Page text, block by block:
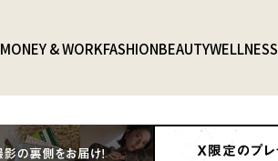
MONEY & WORKFASHIONBEAUTYWELLNESS